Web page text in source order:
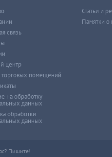
связь
центр
помещений
на обработку
данных
обработки
данных
Статьи и
Памятки о
Пишите!